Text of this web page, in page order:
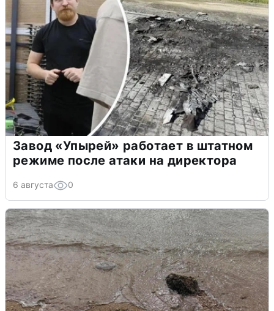
Завод «Упырей» работает в штатном
режиме после атаки на директора
6 августа 0